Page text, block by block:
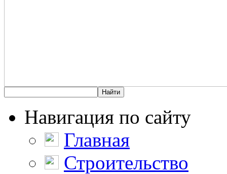
Навигация по сайту
Главная
Строительство